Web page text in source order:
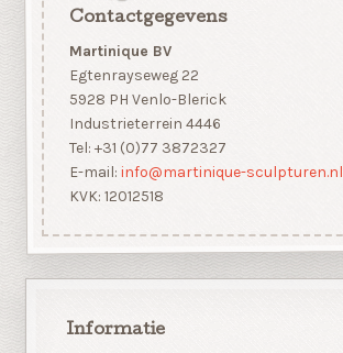
Contactgegevens
Martinique BV
Egtenrayseweg 22
5928 PH Venlo-Blerick
Industrieterrein 4446
Tel: +31 (0)77 3872327
E-mail: info@martinique-sculpturen.nl
KVK: 12012518
Informatie